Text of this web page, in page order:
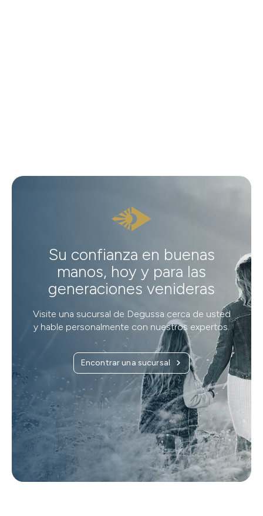
Su confianza en buenas
manos, hoy y para las
generaciones venideras
Visite una sucursal de Degussa cerca de usted
y hable personalmente con nuestros expertos.
Encontrar una sucursal